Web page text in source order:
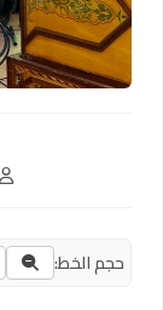
حجم الخط: